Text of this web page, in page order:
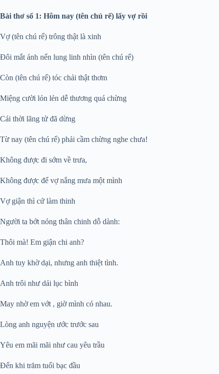
Bài thơ số 1: Hôm nay (tên chú rể) lấy vợ rồi
Vợ (tên chú rể) trông thật là xinh
Đôi mắt ánh nến lung linh nhìn (tên chú rể)
Còn (tên chú rể) tóc chải thật thơm
Miệng cười lỏn lẻn dễ thương quá chừng
Cái thời lãng tử đã dừng
Từ nay (tên chú rể) phải cầm chừng nghe chưa!
Không được đi sớm về trưa,
Không được để vợ nắng mưa một mình
Vợ giận thì cứ làm thinh
Người ta bớt nóng thân chinh dỗ dành:
Thôi mà! Em giận chi anh?
Anh tuy khờ dại, nhưng anh thiệt tình.
Anh trôi như dải lục bình
May nhờ em vớt , giờ mình có nhau.
Lòng anh nguyện ước trước sau
Yêu em mãi mãi như cau yêu trầu
Đến khi trăm tuổi bạc đầu